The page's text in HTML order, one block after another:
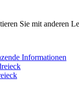
Sie mit anderen
Informationen